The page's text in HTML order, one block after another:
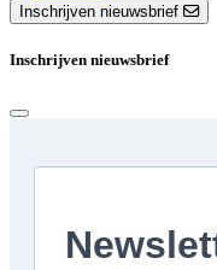
Inschrijven nieuwsbrief
Inschrijven nieuwsbrief